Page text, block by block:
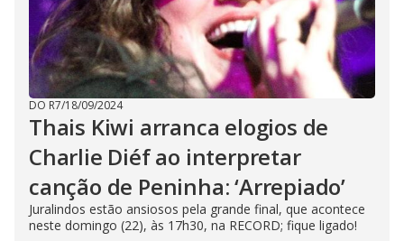
DO R7/18/09/2024
Thais Kiwi arranca elogios de
Charlie Diéf ao interpretar
canção de Peninha: ‘Arrepiado’
Juralindos estão ansiosos pela grande final, que acontece
neste domingo (22), às 17h30, na RECORD; fique ligado!